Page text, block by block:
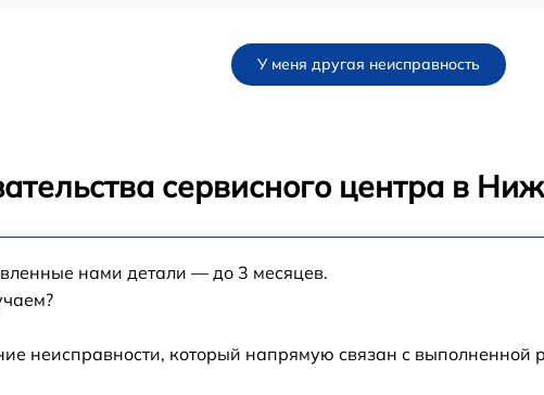
HD90-
У меня другая неисправность
сервисного центра в
нами детали — до 3 месяцев.
неисправности, который напрямую связан с выполненной